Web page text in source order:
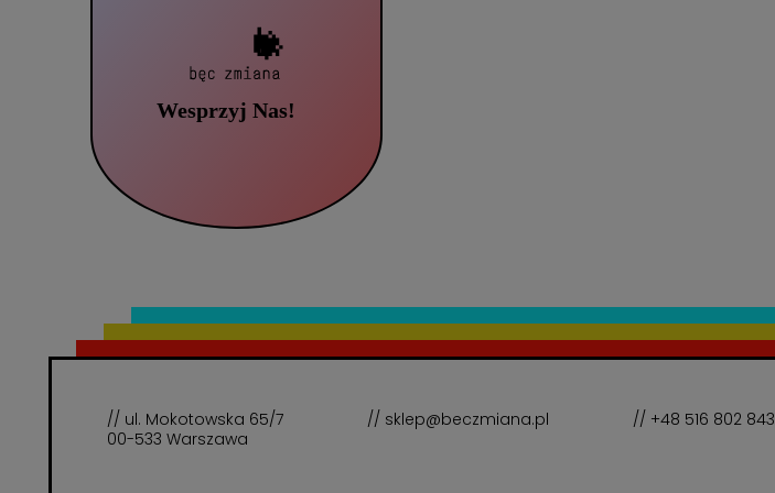
// ul. Mokotowska 65/7
00-533 Warszawa
// sklep@beczmiana.pl // +48 516 802 843